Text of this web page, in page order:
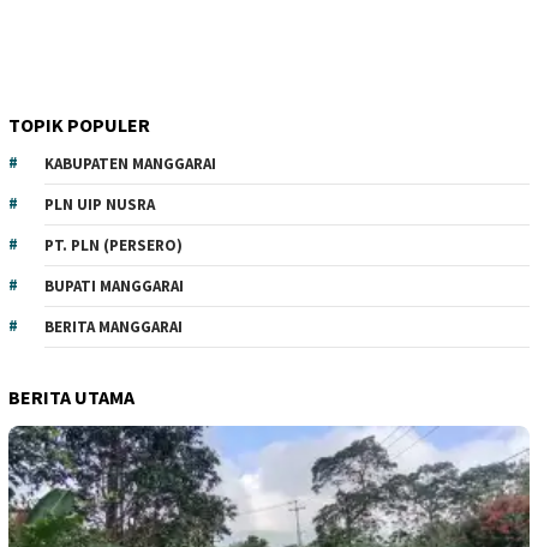
TOPIK POPULER
KABUPATEN MANGGARAI
PLN UIP NUSRA
PT. PLN (PERSERO)
BUPATI MANGGARAI
BERITA MANGGARAI
BERITA UTAMA